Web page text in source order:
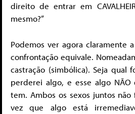
direito de entrar em
mesmo?”
Podemos ver agora claramente
confrontação equivale.
castração (simbólica). Seja qual
perderei algo, e esse algo
tem. Ambos os sexos juntos
vez que algo está